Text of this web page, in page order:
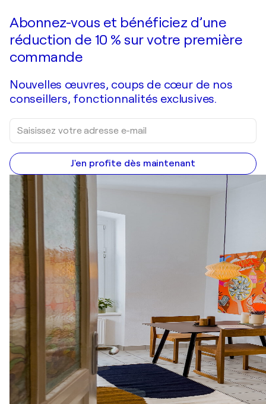
Abonnez-vous et bénéficiez d’une
réduction de 10 % sur votre première
commande
Nouvelles œuvres, coups de cœur de nos
conseillers, fonctionnalités exclusives.
J'en profite dès maintenant